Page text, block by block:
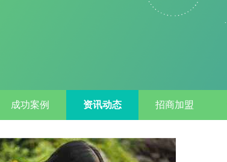
成功案例 资讯动态 招商加盟